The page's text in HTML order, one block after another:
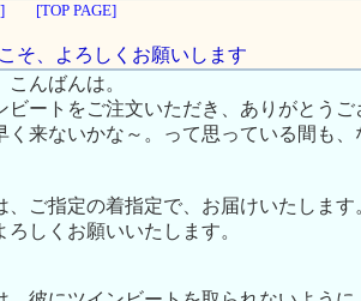
[TOP PAGE]
そ、よろしくお願いします
こんばんは。
ビートをご注文いただき、ありがとうご
く来ないかな～。って思っている間も
、ご指定の着指定で、お届けいたします
ろしくお願いいたします。